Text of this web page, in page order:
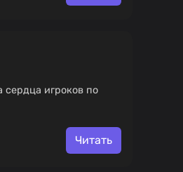
сердца игроков по
Читать